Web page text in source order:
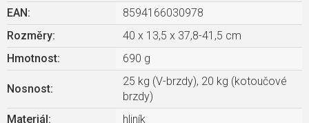
EAN :
8594166030978
Rozměry:
40 x 13,5 x 37,8-41,5 cm
Hmotnost: 690 g
Nosnost:
25 kg (V-brzdy), 20 kg (kotoučové
brzdy)
Materiál : hliník